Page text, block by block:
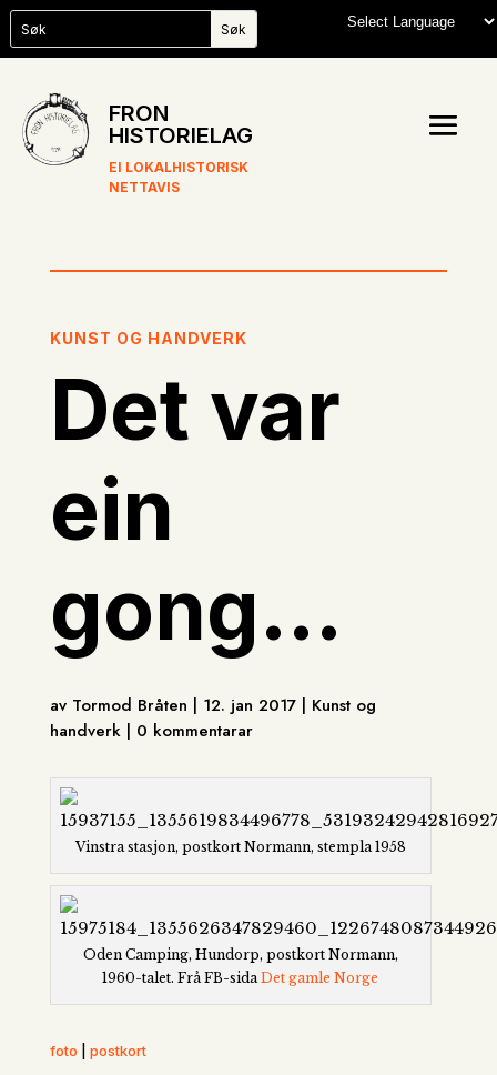
FRON
HISTORIELAG
EI LOKALHISTORISK
NETTAVIS
KUNST OG HANDVERK
Det var
ein
gong…
av Tormod Bråten | 12. jan 2017 | Kunst og
handverk | 0 kommentarar
Vinstra stasjon, postkort Normann, stempla 1958
Oden Camping, Hundorp, postkort Normann,
1960-talet. Frå FB-sidaDet gamle Norge
foto postkort